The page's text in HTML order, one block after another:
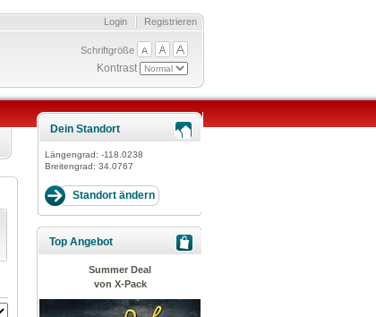
Registrieren
Login
Schriftgröße
Kontrast
Dein Standort
Längengrad: -118.0238
Breitengrad: 34.0767
Top Angebot
Summer Deal
von X-Pack